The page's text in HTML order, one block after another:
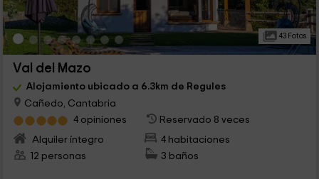
43 Fotos
Val del Mazo
Alojamiento ubicado a 6.3km de Regules
Cañedo, Cantabria
4 opiniones
Reservado 8 veces
Alquiler íntegro
4 habitaciones
12 personas
3 baños